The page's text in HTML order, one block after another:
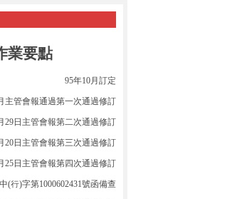
業要點
95年10月訂定
主管會報通過第一次通過修訂
29日主管會報第二次通過修訂
20日主管會報第三次通過修訂
25日主管會報第四次通過修訂
(行)字第1000602431號函備查